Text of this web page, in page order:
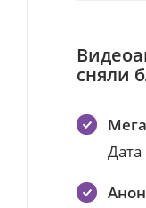
сняли